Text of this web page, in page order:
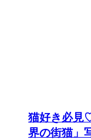
猫好き必見
界の街猫」